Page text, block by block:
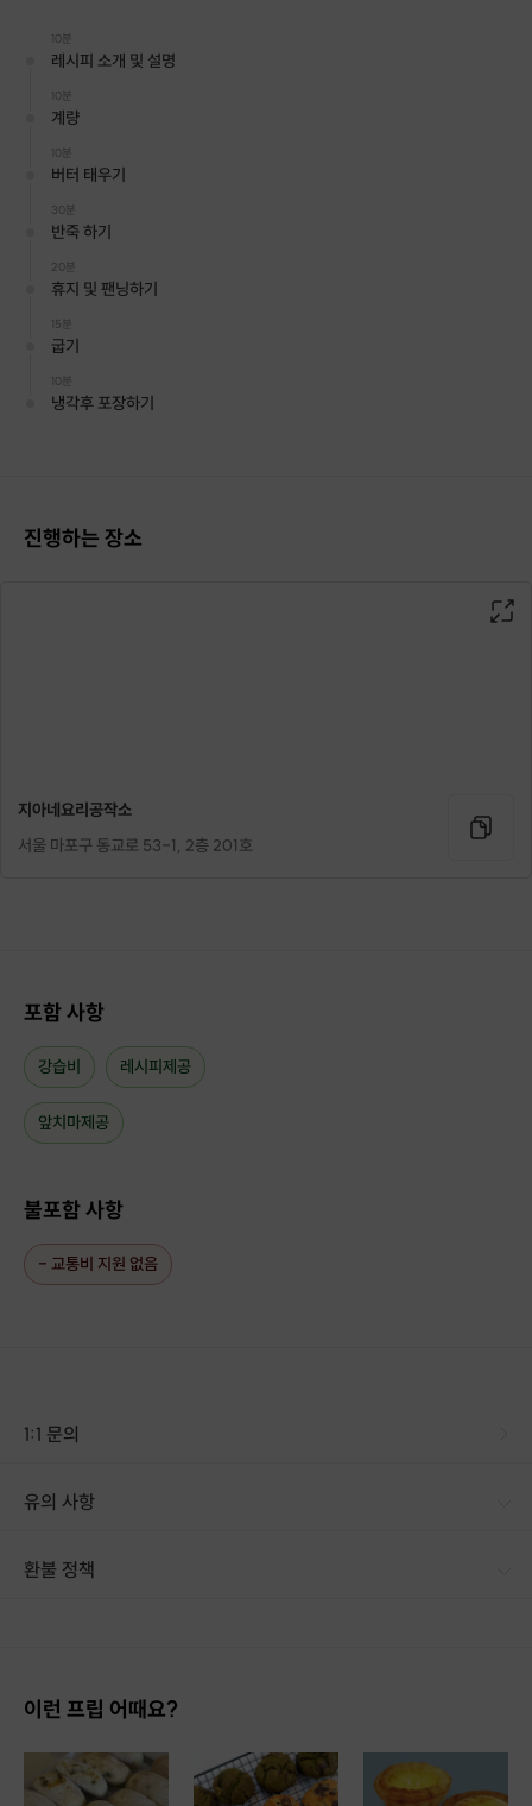
그냥 휘낭시에 아니고!
구운 휘낭시에위에 크림치즈필링과 수
제집청의만남
10분
레시피 소개 및 설명
10분
계량
10분
버터 태우기
30분
반죽 하기
20분
휴지 및 팬닝하기
15분
굽기
10분
냉각후 포장하기
진행하는 장소
지아네요리공작소
서울 마포구 동교로 53-1, 2층 201호
포함 사항
강습비 레시피제공
앞치마제공
불포함 사항
- 교통비 지원 없음
1:1 문의
유의 사항
환불 정책
이런 프립 어때요?